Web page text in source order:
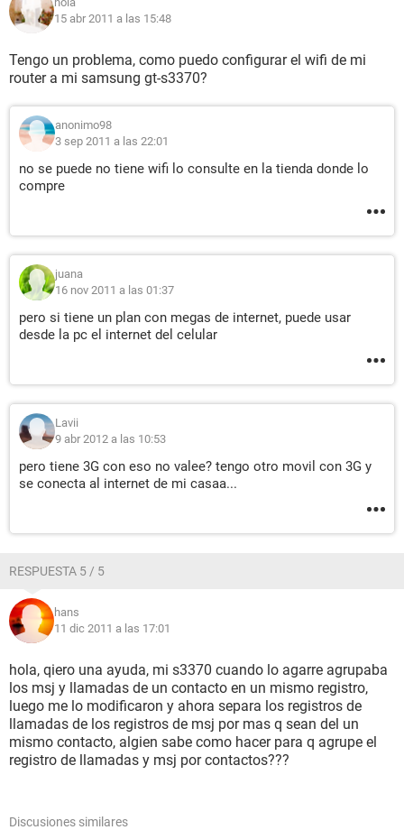
15 abr 2011 a las 15:48
Tengo un problema, como puedo configurar el wifi de mi
router a mi samsung gt-s3370?
anonimo98
3 sep 2011 a las 22:01
no se puede no tiene wifi lo consulte en la tienda donde lo
compre
juana
16 nov 2011 a las 01:37
pero si tiene un plan con megas de internet, puede usar
desde la pc el internet del celular
Lavii
9 abr 2012 a las 10:53
pero tiene 3G con eso no valee? tengo otro movil con 3G y
se conecta al internet de mi casaa...
RESPUESTA 5 / 5
hans
11 dic 2011 a las 17:01
hola, qiero una ayuda, mi s3370 cuando lo agarre agrupaba
los msj y llamadas de un contacto en un mismo registro,
luego me lo modificaron y ahora separa los registros de
llamadas de los registros de msj por mas q sean del un
mismo contacto, algien sabe como hacer para q agrupe el
registro de llamadas y msj por contactos???
Discusiones similares